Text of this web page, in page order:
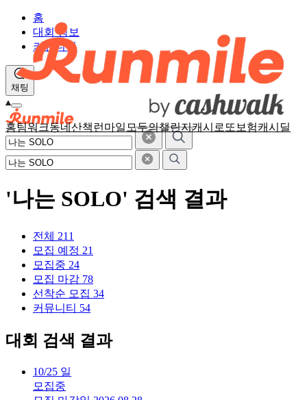
홈팀워크동네산책 런마일 모두의챌린지캐시로또 보험캐시딜
홈
대회 정보
커뮤니티
채팅
'나는 SOLO' 검색 결과
전체 211
모집 예정 21
모집중 24
모집 마감 78
선착순 모집 34
커뮤니티 54
대회 검색 결과
10/25 일
모집중